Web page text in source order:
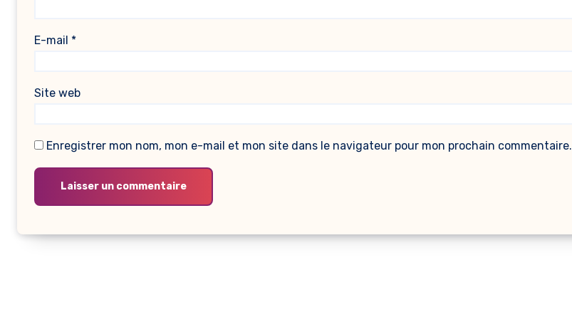
E-mail *
Site web
Enregistrer mon nom, mon e-mail et mon site dans le navigateur pour mon prochain commentaire.